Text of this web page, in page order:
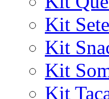
Kit
Kit
Kit
Kit